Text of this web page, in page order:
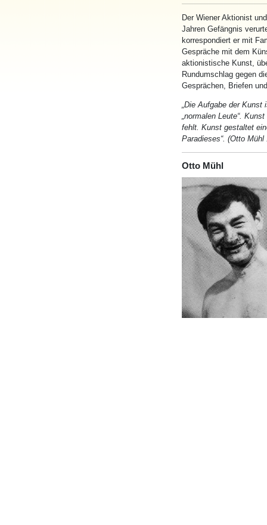
Der Wiener Aktionist
Jahren Gefängnis
korrespondiert er mit
Gespräche mit dem
aktionistische Kunst,
Rundumschlag gegen
Gesprächen, Briefen
„Die Aufgabe der
„normalen Leute“.
fehlt. Kunst gestaltet
Paradieses“. (Otto Mühl
Otto Mühl